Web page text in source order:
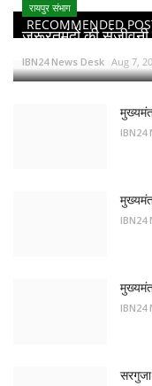
RECOMMENDED
रायपुर संभाग
जरूरतमंदों की संजीवनी
IBN24 News Desk Aug 7,
IBN24
IBN24
IBN24